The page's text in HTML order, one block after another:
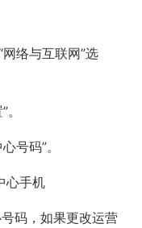
络与互联网”选
号码”。
码，如果更改运营